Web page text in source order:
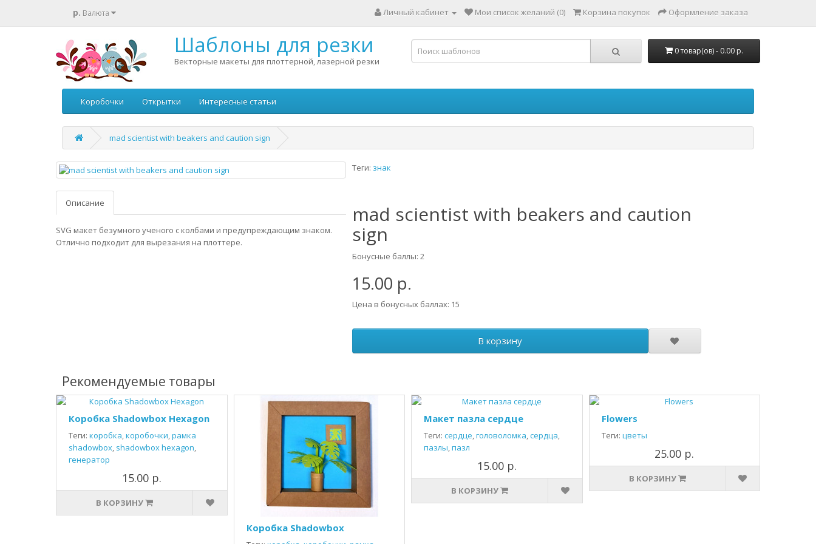
р. Валюта Личный кабинет Мои список желаний (0) Корзина покупок Оформление заказа
Шаблоны для резки
Векторные макеты для плоттерной, лазерной резки
0 товар(ов) - 0.00 р.
Коробочки Открытки Интересные статьи
mad scientist with beakers and caution sign
Описание
SVG макет безумного ученого с колбами и предупреждающим знаком.
Отлично подходит для вырезания на плоттере.
Теги: знак
mad scientist with beakers and caution
sign
Бонусные баллы: 2
15.00 р.
Цена в бонусных баллах: 15
В корзину
Рекомендуемые товары
Коробка Shadowbox Hexagon
Теги: коробка,коробочки,рамка
shadowbox, shadowbox hexagon,
генератор
15.00 р.
В КОРЗИНУ
Коробка Shadowbox
Макет пазла сердце
Теги: сердце,головоломка,сердца,
пазлы,пазл
15.00 р.
В КОРЗИНУ
Flowers
Теги: цветы
25.00 р.
В КОРЗИНУ